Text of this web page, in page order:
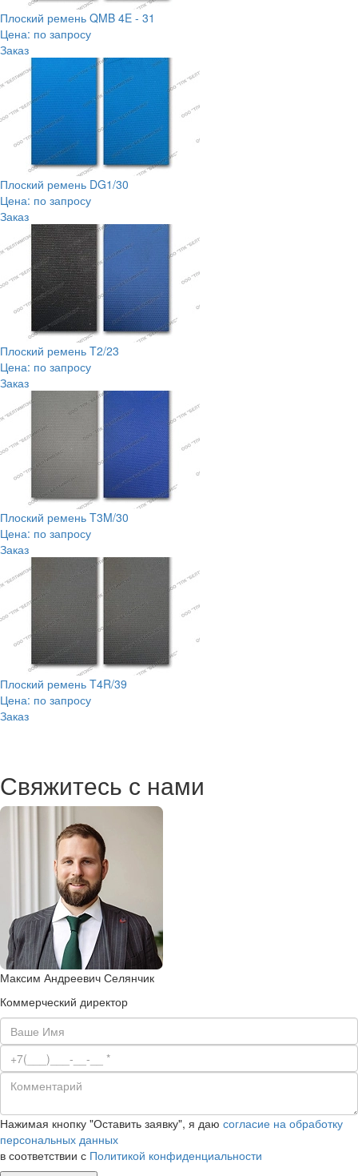
Плоский ремень QMB 4E - 31
Цена: по запросу
Заказ
Плоский ремень DG1/30
Цена: по запросу
Заказ
Плоский ремень T2/23
Цена: по запросу
Заказ
Плоский ремень T3M/30
Цена: по запросу
Заказ
Плоский ремень T4R/39
Цена: по запросу
Заказ
Свяжитесь с нами
Максим Андреевич Селянчик
Коммерческий директор
Нажимая кнопку "Оставить заявку", я даю согласие на обработку
персональных данных
в соответствии с Политикой конфиденциальности